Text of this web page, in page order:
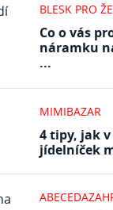
BLESK PRO
Co o vás
náramku
...
MIMIBAZAR
4 tipy, jak
jídelníček